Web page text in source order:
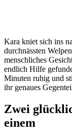
Kara kniet sich ins
durchnässten
menschliches
endlich Hilfe
Minuten ruhig und
ihr genaues
Zwei
einem